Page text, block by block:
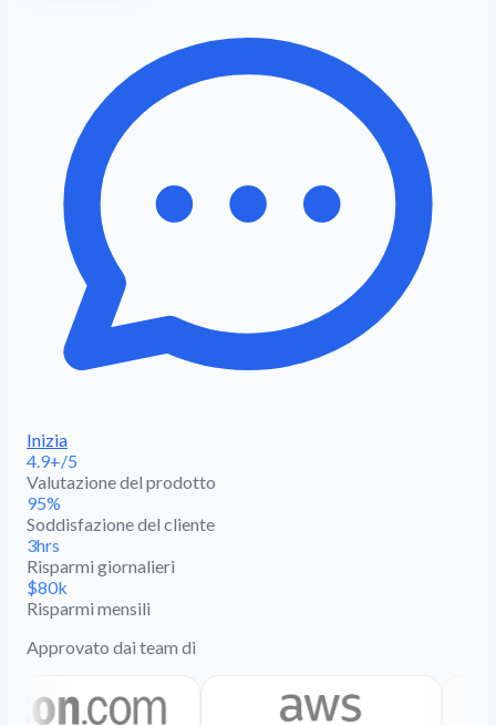
Inizia
4.9+/5
Valutazione del prodotto
95%
Soddisfazione del cliente
3hrs
Risparmi giornalieri
$80k
Risparmi mensili
Approvato dai team di